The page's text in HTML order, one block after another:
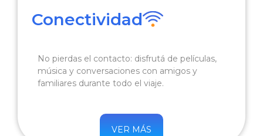
Conectividad
No pierdas el contacto: disfrutá de películas,
música y conversaciones con amigos y
familiares durante todo el viaje.
VER MÁS